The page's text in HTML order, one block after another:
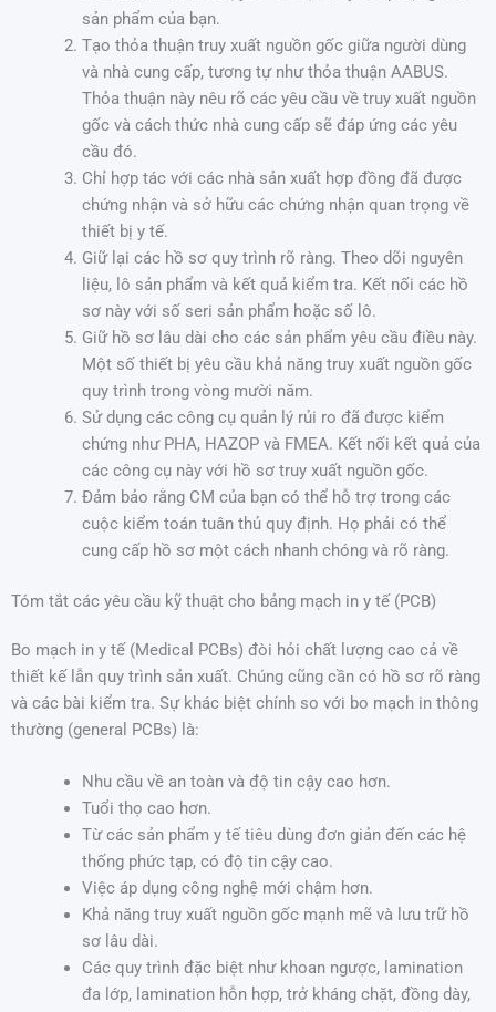
sản phẩm của bạn.
Tạo thỏa thuận truy xuất nguồn gốc giữa người dùng
và nhà cung cấp, tương tự như thỏa thuận AABUS.
Thỏa thuận này nêu rõ các yêu cầu về truy xuất nguồn
gốc và cách thức nhà cung cấp sẽ đáp ứng các yêu
cầu đó.
Chỉ hợp tác với các nhà sản xuất hợp đồng đã được
chứng nhận và sở hữu các chứng nhận quan trọng về
thiết bị y tế.
Giữ lại các hồ sơ quy trình rõ ràng. Theo dõi nguyên
liệu, lô sản phẩm và kết quả kiểm tra. Kết nối các hồ
sơ này với số seri sản phẩm hoặc số lô.
Giữ hồ sơ lâu dài cho các sản phẩm yêu cầu điều này.
Một số thiết bị yêu cầu khả năng truy xuất nguồn gốc
quy trình trong vòng mười năm.
Sử dụng các công cụ quản lý rủi ro đã được kiểm
chứng như PHA, HAZOP và FMEA. Kết nối kết quả của
các công cụ này với hồ sơ truy xuất nguồn gốc.
Đảm bảo rằng CM của bạn có thể hỗ trợ trong các
cuộc kiểm toán tuân thủ quy định. Họ phải có thể
cung cấp hồ sơ một cách nhanh chóng và rõ ràng.
Tóm tắt các yêu cầu kỹ thuật cho bảng mạch in y tế (PCB)
Bo mạch in y tế (Medical PCBs) đòi hỏi chất lượng cao cả về
thiết kế lẫn quy trình sản xuất. Chúng cũng cần có hồ sơ rõ ràng
và các bài kiểm tra. Sự khác biệt chính so với bo mạch in thông
thường (general PCBs) là:
Nhu cầu về an toàn và độ tin cậy cao hơn.
Tuổi thọ cao hơn.
Từ các sản phẩm y tế tiêu dùng đơn giản đến các hệ
thống phức tạp, có độ tin cậy cao.
Việc áp dụng công nghệ mới chậm hơn.
Khả năng truy xuất nguồn gốc mạnh mẽ và lưu trữ hồ
sơ lâu dài.
Các quy trình đặc biệt như khoan ngược, lamination
đa lớp, lamination hỗn hợp, trở kháng chặt, đồng dày,